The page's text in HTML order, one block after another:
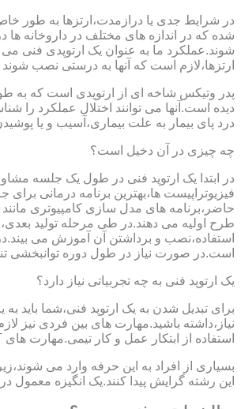
در شرایط جدی یا درازمدت،ارتزها به طور
شده که در اندازه های مختلف در داروخانه
شوند.عملکرد ما به عنوان یک ارتوپدی فنی می
ارتزها،لازم است که آنها به درستی نصب شوند
پدر وتیکس شاخه ای از ارتوپدی است که به
دیده است.آنها می توانند اختلال عملکرد
درد پای بیمار به علت بیماری،آسیب و یا
چه چیزی در آن دخیل است؟
در ابتدا یک ارتوپد فنی در طول یک جلسه
فیزیوتراپیست ها،بهترین برنامه درمانی
طرح اولیه می دهند.در طی مرحله تولید
استفاده،نصب و برداشتن آن آموزش می
است.در صورت نیاز در طول دوره توانبخشی
یک ارتوپد فنی به چه تجربیاتی نیاز دارد؟
برای تبدیل شدن به یک ارتوپد فنی،شما
نیاز،داشته باشید.مهارت های بین فردی نیز
استفاده از ابتکار عمل و کار تیمی.مهارت های IT قوی در اینکار در حال پر رنگ تر شدن است،زیرا فناوری کامپیوتری تبدیل به بخش قابل توجهی از فرایند تولید ابزارهای مربوط به ارتوپدی فنی می شود.
بسیاری از افراد به این حرفه وارد می
این رشته گرایش پیدا کنند.یک انگیزه معمول